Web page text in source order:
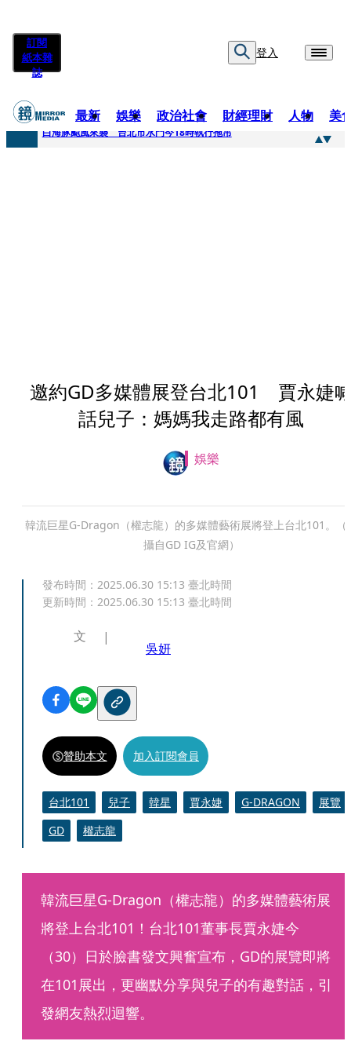
訂閱
紙本雜
誌
登入
最新 娛樂 政治社會 財經理財 人物 美
快訊
白海豚颱風來襲 台北市水門今18時執行拖吊
邀約GD多媒體展登台北101 賈永婕
話兒子：媽媽我走路都有風
娛樂
韓流巨星G-Dragon（權志龍）的多媒體藝術展將登上台北101。（
攝自GD IG及官網）
發布時間： 2025.06.30 15:13 臺北時間
更新時間： 2025.06.30 15:13 臺北時間
文
吳妍
贊助本文 加入訂閱會員
台北101 兒子 韓星 賈永婕 G-DRAGON
展覽
GD
權志龍
韓流巨星G-Dragon（權志龍）的多媒體藝術展
將登上台北101！台北101董事長賈永婕今
（30）日於臉書發文興奮宣布，GD的展覽即將
在101展出，更幽默分享與兒子的有趣對話，引
發網友熱烈迴響。